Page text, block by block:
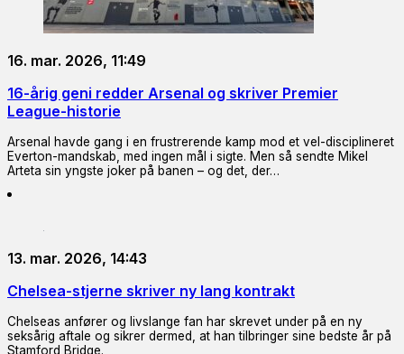
16. mar. 2026, 11:49
16-årig geni redder Arsenal og skriver Premier
League-historie
Arsenal havde gang i en frustrerende kamp mod et vel-disciplineret
Everton-mandskab, med ingen mål i sigte. Men så sendte Mikel
Arteta sin yngste joker på banen – og det, der…
13. mar. 2026, 14:43
Chelsea-stjerne skriver ny lang kontrakt
Chelseas anfører og livslange fan har skrevet under på en ny
seksårig aftale og sikrer dermed, at han tilbringer sine bedste år på
Stamford Bridge.